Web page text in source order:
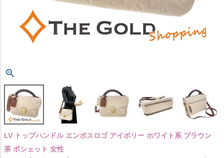
LV トップハンドル エンボスロゴ アイボリー ホワイト系 ブラウン
茶 ポシェット 女性